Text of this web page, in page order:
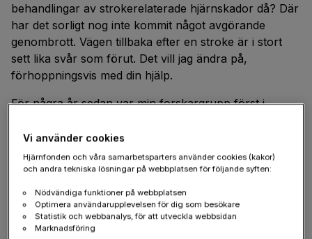
behandlingar av strokerelaterade hjärnskador då? Där
har det sorligt nog inte kommit något avgörande
genombrott. Vägen tillbaka efter en stroke är i stort
sett lika svår som förut. Det vill jag ändra på,
förhoppningsvis med din hjälp.
För några år sedan var min forskargrupp först i
immunförsvaret stimulerar nybildning av nervceller i
hjärnan. Vi såg då att en viss molekyl, C3a, spelade en
viktig roll. Därefter kunde vi också visa att möss
återhämtar sig snabbare efter en stroke när de har
behandlats med C3a.
Problemet är att C3a är extremt dyr att få fram. Vi har
Vi använder cookies
Hjärnfonden och våra samarbetsparters använder cookies (kakor)
och andra tekniska lösningar på webbplatsen för följande syften:
Nödvändiga funktioner på webbplatsen
Optimera användarupplevelsen för dig som besökare
Statistik och webbanalys, för att utveckla webbsidan
Marknadsföring